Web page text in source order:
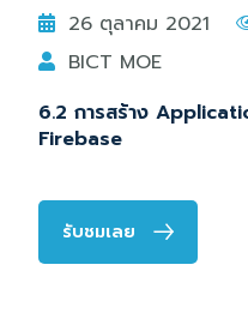
26 ตุลาคม 2021
BICT MOE
6.2 การสร้าง
Firebase
รับชมเลย